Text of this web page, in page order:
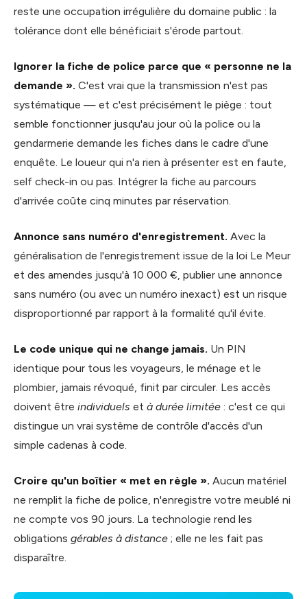
reste une occupation irrégulière du domaine public : la
tolérance dont elle bénéficiait s'érode partout.
Ignorer la fiche de police parce que « personne ne la
demande ». C'est vrai que la transmission n'est pas
systématique — et c'est précisément le piège : tout
semble fonctionner jusqu'au jour où la police ou la
gendarmerie demande les fiches dans le cadre d'une
enquête. Le loueur qui n'a rien à présenter est en faute,
self check-in ou pas. Intégrer la fiche au parcours
d'arrivée coûte cinq minutes par réservation.
Annonce sans numéro d'enregistrement. Avec la
généralisation de l'enregistrement issue de la loi Le Meur
et des amendes jusqu'à 10 000 €, publier une annonce
sans numéro (ou avec un numéro inexact) est un risque
disproportionné par rapport à la formalité qu'il évite.
Le code unique qui ne change jamais. Un PIN
identique pour tous les voyageurs, le ménage et le
plombier, jamais révoqué, finit par circuler. Les accès
doivent être individuels et à durée limitée : c'est ce qui
distingue un vrai système de contrôle d'accès d'un
simple cadenas à code.
Croire qu'un boîtier « met en règle ». Aucun matériel
ne remplit la fiche de police, n'enregistre votre meublé ni
ne compte vos 90 jours. La technologie rend les
obligations gérables à distance ; elle ne les fait pas
disparaître.